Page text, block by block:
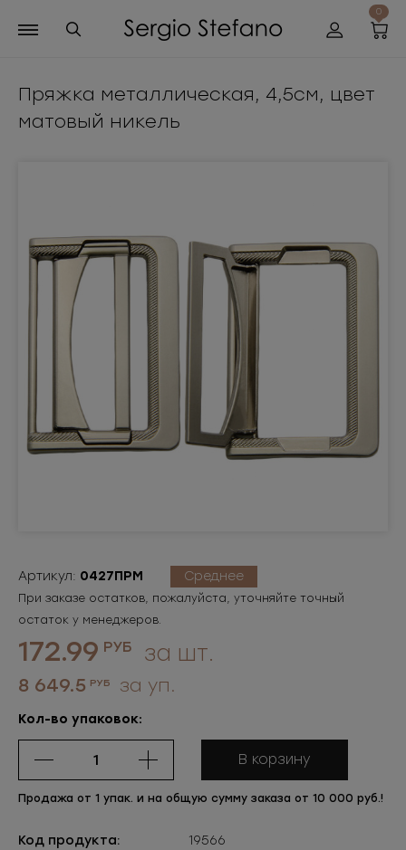
0
Пряжка металлическая, 4,5см, цвет
матовый никель
Артикул: 0427ПРМ Среднее
При заказе остатков, пожалуйста, уточняйте точный
остаток у менеджеров.
172.99 РУБ за шт.
8 649.5 РУБ за уп.
Кол-во упаковок:
В корзину
Продажа от 1 упак. и на общую сумму заказа от 10 000 руб.!
Код продукта:
19566